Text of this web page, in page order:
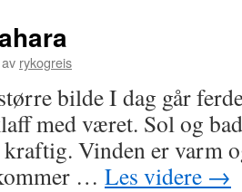
av rykogreis
bilde I dag går
med været. Sol og
kraftig. Vinden er varm
… Les videre →